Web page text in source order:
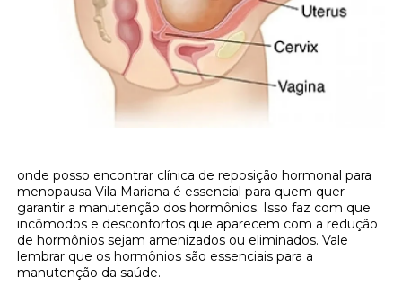
onde posso encontrar clínica de reposição hormonal para
menopausa Vila Mariana é essencial para quem quer
garantir a manutenção dos hormônios. Isso faz com que
incômodos e desconfortos que aparecem com a redução
de hormônios sejam amenizados ou eliminados. Vale
lembrar que os hormônios são essenciais para a
manutenção da saúde.